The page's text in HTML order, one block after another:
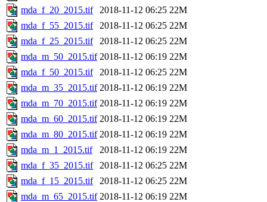
mda_f_20_2015.tif
2018-11-12 06:25 22M
mda_f_55_2015.tif
2018-11-12 06:25 22M
mda_f_25_2015.tif
2018-11-12 06:25 22M
mda_m_50_2015.tif 2018-11-12 06:19 22M
mda_f_50_2015.tif
2018-11-12 06:25 22M
mda_m_35_2015.tif 2018-11-12 06:19 22M
mda_m_70_2015.tif 2018-11-12 06:19 22M
mda_m_60_2015.tif 2018-11-12 06:19 22M
mda_m_80_2015.tif 2018-11-12 06:19 22M
mda_m_1_2015.tif
2018-11-12 06:19 22M
mda_f_35_2015.tif
2018-11-12 06:25 22M
mda_f_15_2015.tif
2018-11-12 06:25 22M
mda_m_65_2015.tif 2018-11-12 06:19 22M